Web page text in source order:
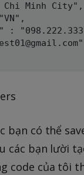
Chi Minh City",
:
bạn có thể
các bạn lười
code của tôi